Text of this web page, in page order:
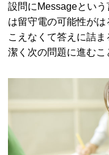
設問にMessageとい
は留守電の可能性が
こえなくて答えに詰
潔く次の問題に進むこ